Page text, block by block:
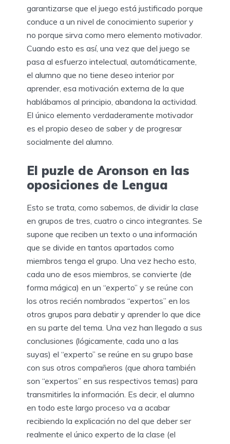
garantizarse que el juego está justificado porque
conduce a un nivel de conocimiento superior y
no porque sirva como mero elemento motivador.
Cuando esto es así, una vez que del juego se
pasa al esfuerzo intelectual, automáticamente,
el alumno que no tiene deseo interior por
aprender, esa motivación externa de la que
hablábamos al principio, abandona la actividad.
El único elemento verdaderamente motivador
es el propio deseo de saber y de progresar
socialmente del alumno.
El puzle de Aronson en las
oposiciones de Lengua
Esto se trata, como sabemos, de dividir la clase
en grupos de tres, cuatro o cinco integrantes. Se
supone que reciben un texto o una información
que se divide en tantos apartados como
miembros tenga el grupo. Una vez hecho esto,
cada uno de esos miembros, se convierte (de
forma mágica) en un “experto” y se reúne con
los otros recién nombrados “expertos” en los
otros grupos para debatir y aprender lo que dice
en su parte del tema. Una vez han llegado a sus
conclusiones (lógicamente, cada uno a las
suyas) el “experto” se reúne en su grupo base
con sus otros compañeros (que ahora también
son “expertos” en sus respectivos temas) para
transmitirles la información. Es decir, el alumno
en todo este largo proceso va a acabar
recibiendo la explicación no del que deber ser
realmente el único experto de la clase (el